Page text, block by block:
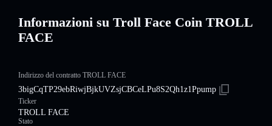
Informazioni su Troll Face Coin TROLL
FACE
Indirizzo del contratto TROLL FACE
3bigCqTP29ebRiwjBjkUVZsjCBCeLPu8S2Qh1z1Ppump
Ticker
TROLL FACE
Stato